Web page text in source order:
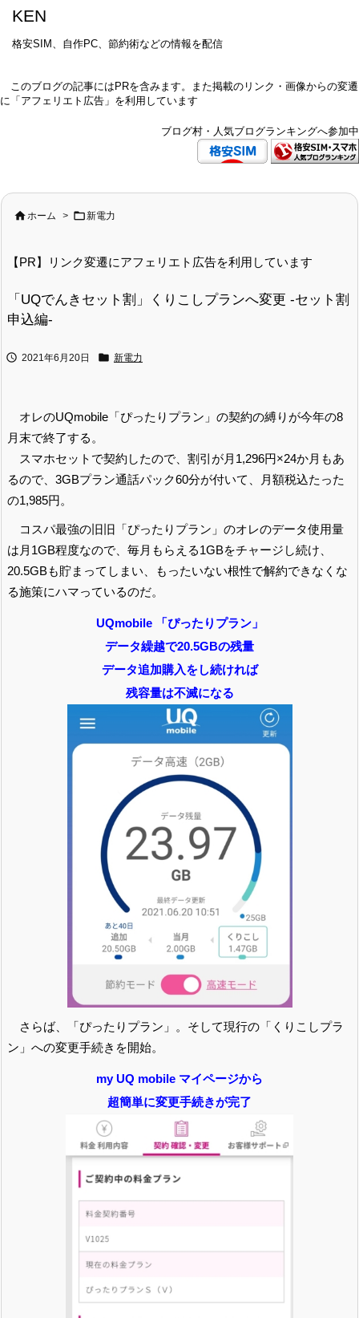
KEN
格安SIM、自作PC、節約術などの情報を配信
このブログの記事にはPRを含みます。また掲載のリンク・画像からの変遷
に「アフェリエト広告」を利用しています
ブログ村・人気ブログランキングへ参加中
 ホーム > 新電力
【PR】リンク変遷にアフェリエト広告を利用しています
「UQでんきセット割」くりこしプランへ変更 -セット割
申込編-
 2021年6月20日  新電力
オレのUQmobile「ぴったりプラン」の契約の縛りが今年の8
月末で終了する。
スマホセットで契約したので、割引が月1,296円×24か月もあ
るので、3GBプラン通話パック60分が付いて、月額税込たった
の1,985円。
コスパ最強の旧旧「ぴったりプラン」のオレのデータ使用量
は月1GB程度なので、毎月もらえる1GBをチャージし続け、
20.5GBも貯まってしまい、もったいない根性で解約できなくな
る施策にハマっているのだ。
UQmobile 「ぴったりプラン」
データ繰越で20.5GBの残量
データ追加購入をし続ければ
残容量は不滅になる
さらば、「ぴったりプラン」。そして現行の「くりこしプラ
ン」への変更手続きを開始。
my UQ mobile マイページから
超簡単に変更手続きが完了